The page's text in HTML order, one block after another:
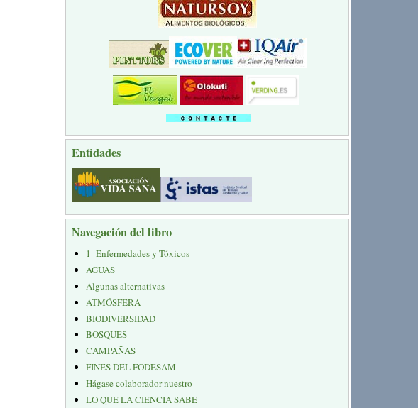
Entidades
Navegación del libro
1- Enfermedades y Tóxicos
AGUAS
Algunas alternativas
ATMÓSFERA
BIODIVERSIDAD
BOSQUES
CAMPAÑAS
FINES DEL FODESAM
Hágase colaborador nuestro
LO QUE LA CIENCIA SABE